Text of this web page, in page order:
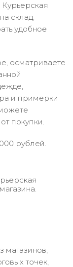
Курьерская
склад,
удобное
осматриваете
и примерки
покупки.
рублей.
магазинов,
точек,